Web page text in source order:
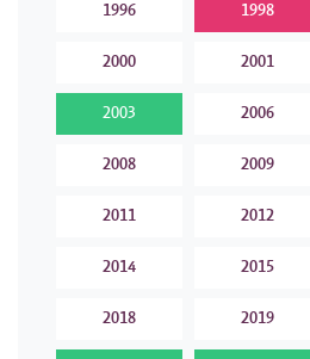
1996 1998
2000 2001
2003 2006
2008 2009
2011 2012
2014 2015
2018 2019